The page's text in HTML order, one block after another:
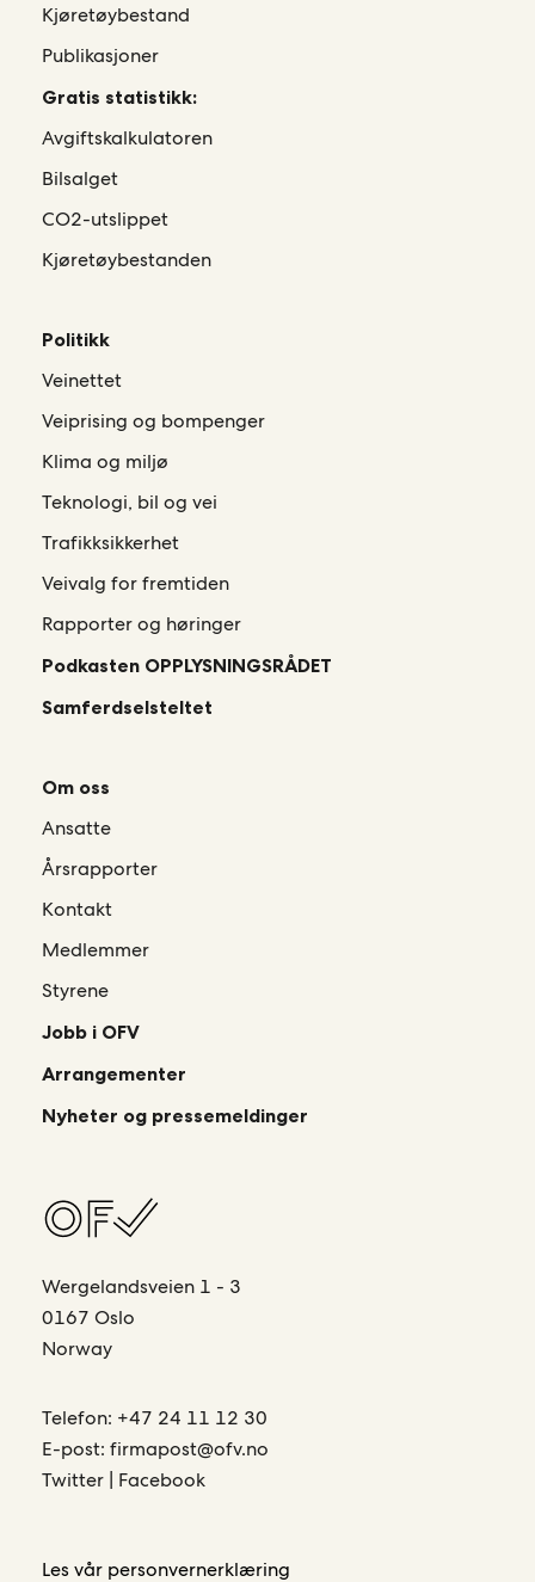
Kjøretøybestand
Publikasjoner
Gratis statistikk:
Avgiftskalkulatoren
Bilsalget
CO2-utslippet
Kjøretøybestanden
Politikk
Veinettet
Veiprising og bompenger
Klima og miljø
Teknologi, bil og vei
Trafikksikkerhet
Veivalg for fremtiden
Rapporter og høringer
Podkasten OPPLYSNINGSRÅDET
Samferdselsteltet
Om oss
Ansatte
Årsrapporter
Kontakt
Medlemmer
Styrene
Jobb i OFV
Arrangementer
Nyheter og pressemeldinger
Wergelandsveien 1 - 3
0167 Oslo
Norway
Telefon: +47 24 11 12 30
E-post:firmapost@ofv.no
Twitter | Facebook
Les vår personvernerklæring